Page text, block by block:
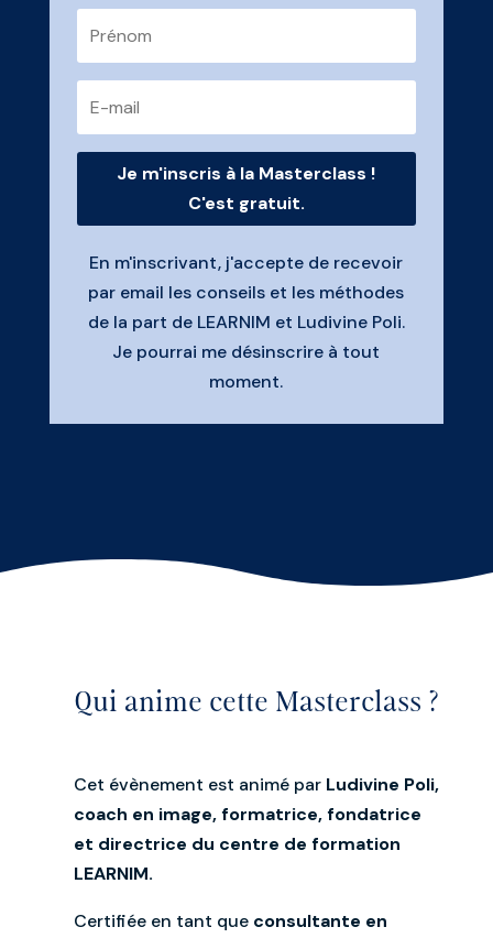
Je m'inscris à la Masterclass !
C'est gratuit.
En m'inscrivant, j'accepte de recevoir
par email les conseils et les méthodes
de la part de LEARNIM et Ludivine Poli.
Je pourrai me désinscrire à tout
moment.
Qui anime cette Masterclass ?
Cet évènement est animé par Ludivine Poli,
coach en image, formatrice, fondatrice
et directrice du centre de formation
LEARNIM.
Certifiée en tant que consultante en